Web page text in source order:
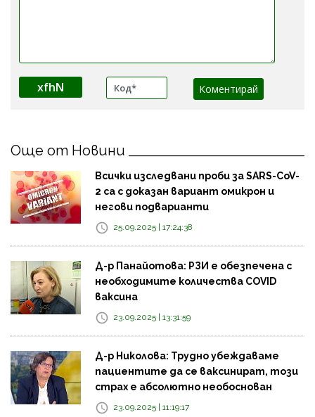
xfhN
Още от Новини
Всички изследвани проби за SARS-CoV-
2 са с доказан вариант омикрон и
негови подварианти
25.09.2025 | 17:24:38
Д-р Панайотова: РЗИ е обезпечена с
необходимите количества COVID
ваксина
23.09.2025 | 13:31:59
Д-р Николова: Трудно убеждаваме
пациентите да се ваксинират, този
страх е абсолютно необоснован
23.09.2025 | 11:19:17